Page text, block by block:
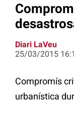
Diari LaVeu
25/03/2015
Compromís
urbanística